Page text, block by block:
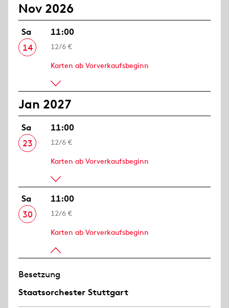
Nov 2026
Sa
14
11:00
12/6 €
Karten ab Vorverkaufsbeginn
Jan 2027
Sa
23
11:00
12/6 €
Karten ab Vorverkaufsbeginn
Sa
30
11:00
12/6 €
Karten ab Vorverkaufsbeginn
Besetzung
Staatsorchester Stuttgart